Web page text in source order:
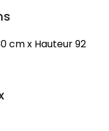
cm x Hauteur 92